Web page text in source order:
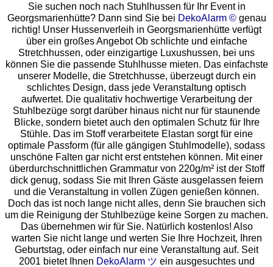
Sie suchen noch nach Stuhlhussen für Ihr Event in
Georgsmarienhütte? Dann sind Sie bei DekoAlarm ©genau
richtig! Unser Hussenverleih in Georgsmarienhütte verfügt
über ein großes Angebot Ob schlichte und einfache
Stretchhussen, oder einzigartige Luxushussen, bei uns
können Sie die passende Stuhlhusse mieten. Das einfachste
unserer Modelle, die Stretchhusse, überzeugt durch ein
schlichtes Design, dass jede Veranstaltung optisch
aufwertet. Die qualitativ hochwertige Verarbeitung der
Stuhlbezüge sorgt darüber hinaus nicht nur für staunende
Blicke, sondern bietet auch den optimalen Schutz für Ihre
Stühle. Das im Stoff verarbeitete Elastan sorgt für eine
optimale Passform (für alle gängigen Stuhlmodelle), sodass
unschöne Falten gar nicht erst entstehen können. Mit einer
überdurchschnittlichen Grammatur von 220g/m² ist der Stoff
dick genug, sodass Sie mit Ihren Gäste ausgelassen feiern
und die Veranstaltung in vollen Zügen genießen können.
Doch das ist noch lange nicht alles, denn Sie brauchen sich
um die Reinigung der Stuhlbezüge keine Sorgen zu machen.
Das übernehmen wir für Sie. Natürlich kostenlos! Also
warten Sie nicht lange und werten Sie Ihre Hochzeit, Ihren
Geburtstag, oder einfach nur eine Veranstaltung auf. Seit
2001 bietet Ihnen DekoAlarm ツ ein ausgesuchtes und